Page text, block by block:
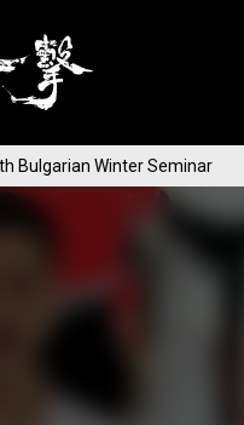
Bulgarian Winter Seminar